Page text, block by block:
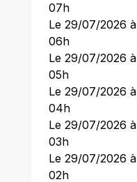
07h
Le 29/07/2026 à
06h
Le 29/07/2026 à
05h
Le 29/07/2026 à
04h
Le 29/07/2026 à
03h
Le 29/07/2026 à
02h